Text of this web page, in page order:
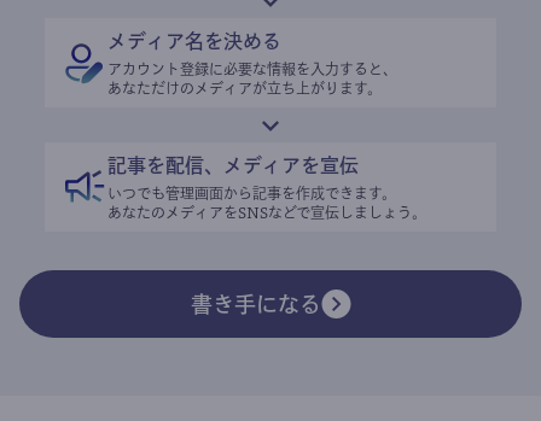
メディア名を決める
アカウント登録に必要な情報を入力すると、
あなただけのメディアが立ち上がります。
記事を配信、メディアを宣伝
いつでも管理画面から記事を作成できます。
あなたのメディアをSNSなどで宣伝しましょう。
書き手になる